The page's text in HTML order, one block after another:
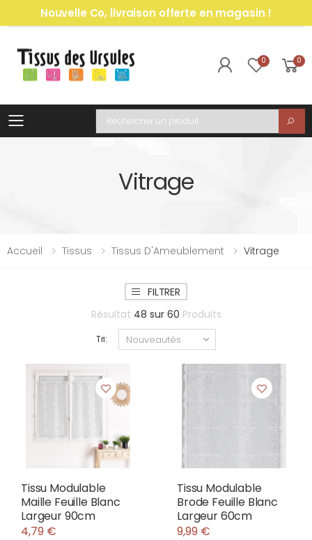
Nouvelle Co, livraison offerte en magasin !
0 0
Toggle mobile menu
Recherche
Vitrage
Accueil Tissus Tissus D'Ameublement Vitrage
FILTRER
Résultat 48 sur 60 Produits
Tri:
Tissu Modulable
Maille Feuille Blanc
Largeur 90cm
4,79 €
Tissu Modulable
Brode Feuille Blanc
Largeur 60cm
9,99 €